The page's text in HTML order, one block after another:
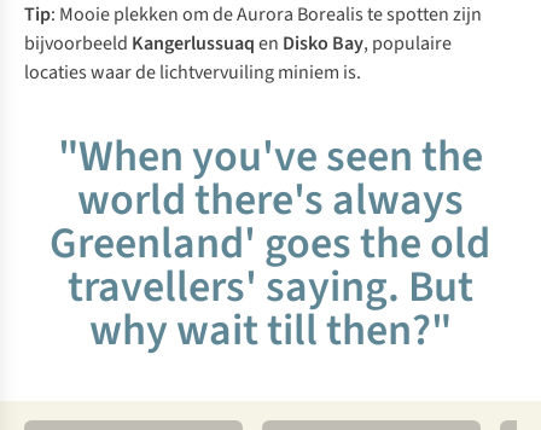
Tip: Mooie plekken om de Aurora Borealis te spotten zijn
bijvoorbeeld Kangerlussuaqen Disko Bay, populaire
locaties waar de lichtvervuiling miniem is.
"When you've seen the
world there's always
Greenland' goes the old
travellers' saying. But
why wait till then?"